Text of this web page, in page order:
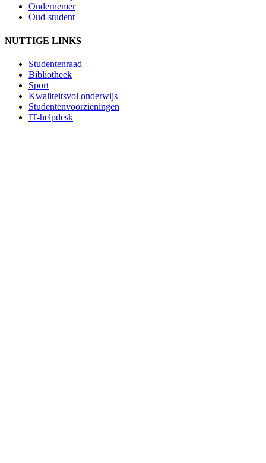
Ondernemer
Oud-student
NUTTIGE LINKS
Studentenraad
Bibliotheek
Sport
Kwaliteitsvol onderwijs
Studentenvoorzieningen
IT-helpdesk